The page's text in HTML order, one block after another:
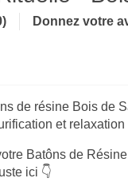
Donnez votre
de résine Bois de
et relaxation
Batôns de
ici 👇